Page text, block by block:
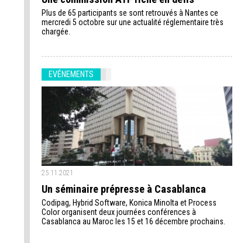
Plus de 65 participants se sont retrouvés à Nantes ce
mercredi 5 octobre sur une actualité réglementaire très
chargée.
EVÉNEMENTS
25.11.2021
Un séminaire prépresse à Casablanca
Codipag, Hybrid Software, Konica Minolta et Process
Color organisent deux journées conférences à
Casablanca au Maroc les 15 et 16 décembre prochains.